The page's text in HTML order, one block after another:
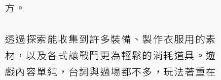
方。
透過探索能收集到許多裝備、製作衣服用的素
材，以及各式讓戰鬥更為輕鬆的消耗道具。遊
戲內容單純，台詞與過場都不多，玩法著重在